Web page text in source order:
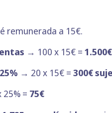
remunerada a 15€.
→ 100 x 15€ =
→ 20 x 15€ = 300€
25% = 75€